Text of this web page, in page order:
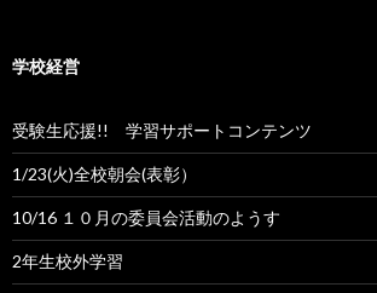
学校経営
受験生応援!! 学習サポートコンテンツ
1/23(火)全校朝会(表彰）
10/16 １０月の委員会活動のようす
2年生校外学習